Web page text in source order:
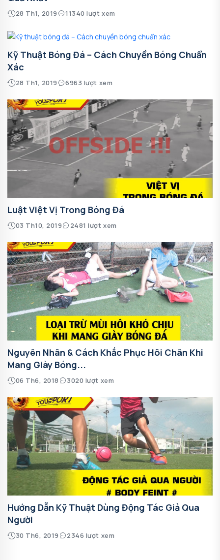
28 Th1, 2019 11340 lượt xem
Kỹ Thuật Bóng Đá – Cách Chuyền Bóng Chuẩn
Xác
28 Th1, 2019 6963 lượt xem
Luật Việt Vị Trong Bóng Đá
03 Th10, 2019 2481 lượt xem
Nguyên Nhân & Cách Khắc Phục Hôi Chân Khi
Mang Giày Bóng...
06 Th6, 2018 3020 lượt xem
Hướng Dẫn Kỹ Thuật Dùng Động Tác Giả Qua
Người
30 Th6, 2019 2346 lượt xem